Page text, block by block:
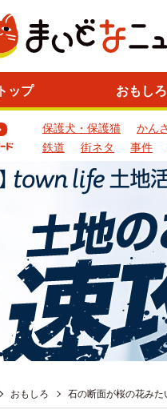
トップ おもしろ
保護犬・保護猫 かん
鉄道
街ネタ 事件
おもしろ 石の断面が桜の花み